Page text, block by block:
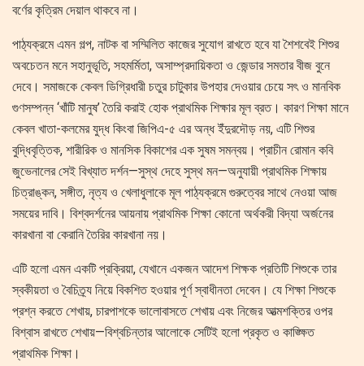
বর্ণের কৃত্রিম দেয়াল থাকবে না।
পাঠ্যক্রমে এমন গল্প, নাটক বা সম্মিলিত কাজের সুযোগ রাখতে হবে যা শৈশবেই শিশুর
অবচেতন মনে সহানুভূতি, সহমর্মিতা, অসাম্প্রদায়িকতা ও জেন্ডার সমতার বীজ বুনে
দেবে। সমাজকে কেবল ডিগ্রিধারী চতুর চাটুকার উপহার দেওয়ার চেয়ে সৎ ও মানবিক
গুণসম্পন্ন ‘খাঁটি মানুষ’ তৈরি করাই হোক প্রাথমিক শিক্ষার মূল ব্রত। কারণ শিক্ষা মানে
কেবল খাতা-কলমের যুদ্ধ কিংবা জিপিএ-৫ এর অন্ধ ইঁদুরদৌড় নয়, এটি শিশুর
বুদ্ধিবৃত্তিক, শারীরিক ও মানসিক বিকাশের এক সুষম সমন্বয়। প্রাচীন রোমান কবি
জুভেনালের সেই বিখ্যাত দর্শন—সুস্থ দেহে সুস্থ মন—অনুযায়ী প্রাথমিক শিক্ষায়
চিত্রাঙ্কন, সঙ্গীত, নৃত্য ও খেলাধুলাকে মূল পাঠ্যক্রমে গুরুত্বের সাথে নেওয়া আজ
সময়ের দাবি। বিশ্বদর্শনের আয়নায় প্রাথমিক শিক্ষা কোনো অর্থকরী বিদ্যা অর্জনের
কারখানা বা কেরানি তৈরির কারখানা নয়।
এটি হলো এমন একটি প্রক্রিয়া, যেখানে একজন আদেশ শিক্ষক প্রতিটি শিশুকে তার
স্বকীয়তা ও বৈচিত্র্য নিয়ে বিকশিত হওয়ার পূর্ণ স্বাধীনতা দেবেন। যে শিক্ষা শিশুকে
প্রশ্ন করতে শেখায়, চারপাশকে ভালোবাসতে শেখায় এবং নিজের আত্মশক্তির ওপর
বিশ্বাস রাখতে শেখায়—বিশ্বচিন্তার আলোকে সেটিই হলো প্রকৃত ও কাঙ্ক্ষিত
প্রাথমিক শিক্ষা।